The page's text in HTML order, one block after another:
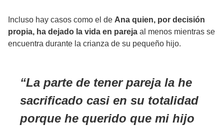
Incluso hay casos como el de Ana quien, por decisión
propia, ha dejado la vida en pareja al menos mientras se
encuentra durante la crianza de su pequeño hijo.
La parte de tener pareja la he
sacrificado casi en su totalidad
porque he querido que mi hijo